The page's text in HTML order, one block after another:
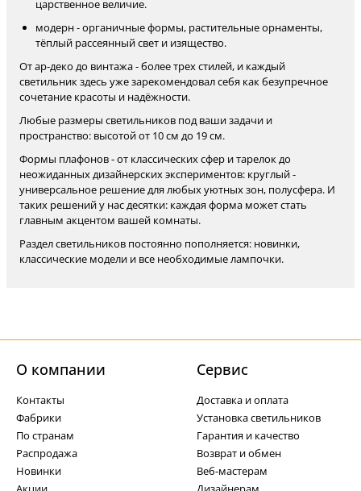
царственное величие.
модерн - органичные формы, растительные орнаменты,
тёплый рассеянный свет и изящество.
От ар-деко до винтажа - более трех стилей, и каждый
светильник здесь уже зарекомендовал себя как безупречное
сочетание красоты и надёжности.
Любые размеры светильников под ваши задачи и
пространство: высотой от 10 см до 19 см.
Формы плафонов - от классических сфер и тарелок до
неожиданных дизайнерских экспериментов: круглый -
универсальное решение для любых уютных зон, полусфера. И
таких решений у нас десятки: каждая форма может стать
главным акцентом вашей комнаты.
Раздел светильников постоянно пополняется: новинки,
классические модели и все необходимые лампочки.
О компании
Контакты
Фабрики
По странам
Распродажа
Новинки
Cервис
Доставка и оплата
Установка светильников
Гарантия и качество
Возврат и обмен
Веб-мастерам